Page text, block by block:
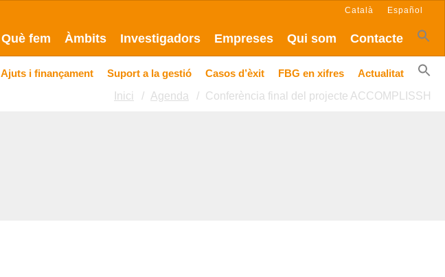
Què fem Àmbits Investigadors Empreses Qui som Contacte
Català Español
Ajuts i finançament Suport a la gestió Casos d’èxit FBG en xifres
Actualitat
Inici
Agenda Conferència final del projecte ACCOMPLISSH